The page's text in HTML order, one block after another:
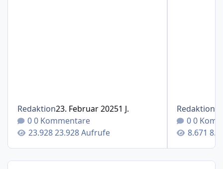
Redaktion23. Februar 20251 J.
0 Kommentare
23.928 Aufrufe
Redaktion
0